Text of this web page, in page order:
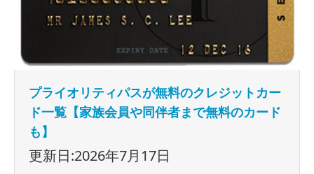
プライオリティパスが無料のクレジットカー
ド一覧【家族会員や同伴者まで無料のカード
も】
更新日:2026年7月17日